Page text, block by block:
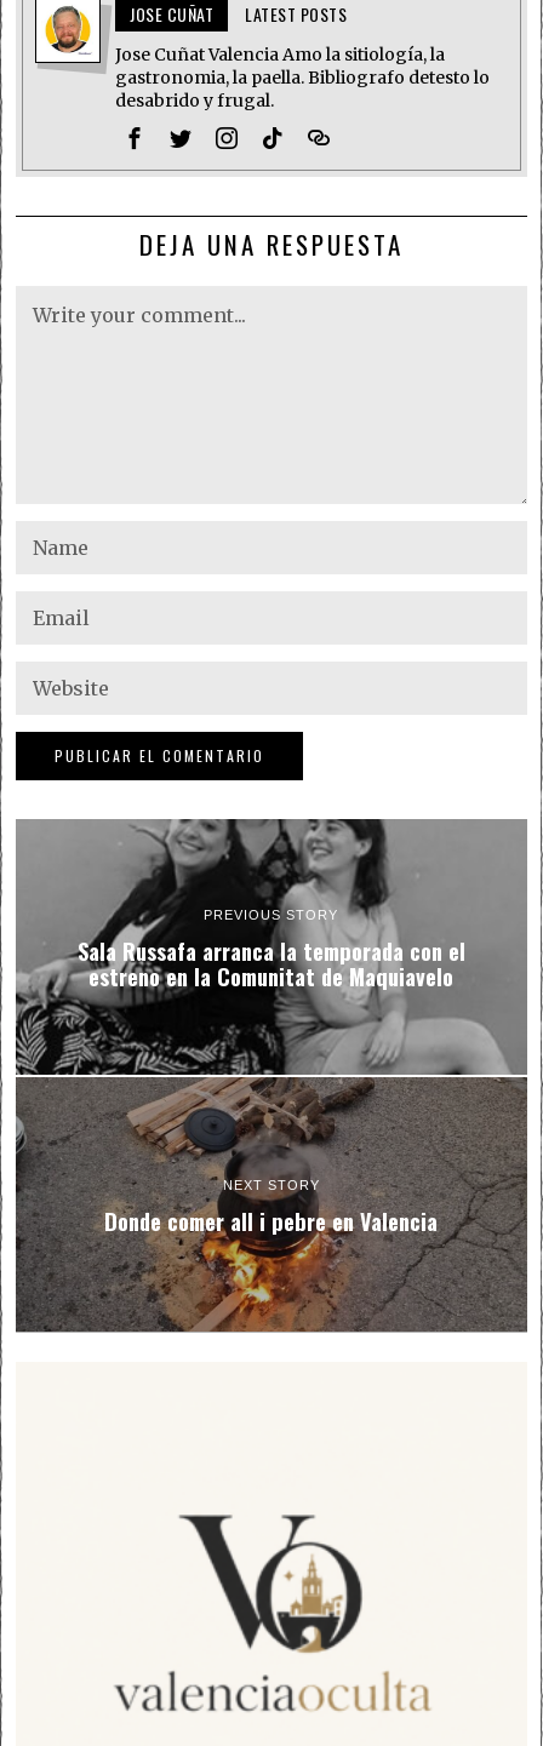
JOSE CUÑAT LATEST POSTS
Jose Cuñat Valencia Amo la sitiología, la
gastronomia, la paella. Bibliografo detesto lo
desabrido y frugal.
DEJA UNA RESPUESTA
PREVIOUS STORY
Sala Russafa arranca la temporada con el
estreno en la Comunitat de Maquiavelo
NEXT STORY
Donde comer all i pebre en Valencia